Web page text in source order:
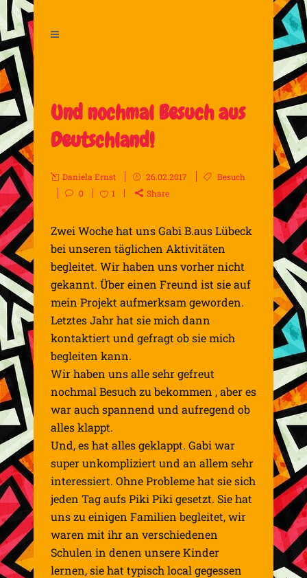
Und nochmal Besuch aus
Deutschland!
Daniela Ernst 26.02.2017
Besuch
0
1 Share
Zwei Woche hat uns Gabi B.aus Lübeck
bei unseren täglichen Aktivitäten
begleitet. Wir haben uns vorher nicht
gekannt. Über einen Freund ist sie auf
mein Projekt aufmerksam geworden.
Letztes Jahr hat sie mich dann
kontaktiert und gefragt ob sie mich
begleiten kann.
Wir haben uns alle sehr gefreut
nochmal Besuch zu bekommen , aber es
war auch spannend und aufregend ob
alles klappt.
Und, es hat alles geklappt. Gabi war
super unkompliziert und an allem sehr
interessiert. Ohne Probleme hat sie sich
jeden Tag aufs Piki Piki gesetzt. Sie hat
uns zu einigen Familien begleitet, wir
waren mit ihr an verschiedenen
Schulen in denen unsere Kinder
lernen, sie hat typisch local gegessen